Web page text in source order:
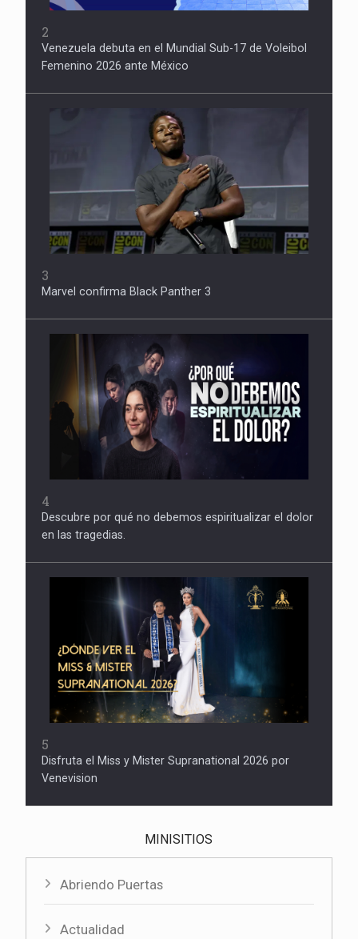
2
Venezuela debuta en el Mundial Sub-17 de Voleibol
Femenino 2026 ante México
3
Marvel confirma Black Panther 3
4
Descubre por qué no debemos espiritualizar el dolor
en las tragedias.
5
Disfruta el Miss y Mister Supranational 2026 por
Venevision
MINISITIOS
Abriendo Puertas
Actualidad